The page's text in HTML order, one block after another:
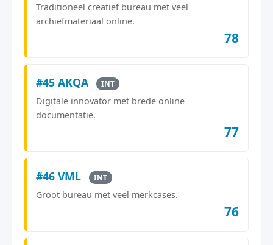
Traditioneel creatief bureau met veel
archiefmateriaal online.
78
#45 AKQA INT
Digitale innovator met brede online
documentatie.
77
#46 VML INT
Groot bureau met veel merkcases.
76